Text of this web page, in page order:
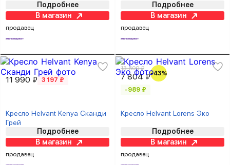
Подробнее
В магазин
продавец
Подробнее
В магазин
продавец
11 990 ₽ 3 197 ₽
Кресло Helvant Kenya Сканди
Грей
Подробнее
В магазин
продавец
13 600 ₽
7 804 ₽-43%
-989 ₽
Кресло Helvant Lorens Эко
Подробнее
В магазин
продавец